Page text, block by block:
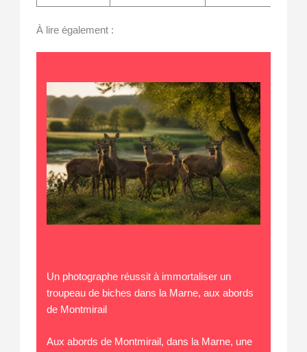
À lire également :
Un photographe réussit à immortaliser un
troupeau de biches dans la Marne, aux abords
de Montmirail
Aux abords de Montmirail, dans la Marne, une